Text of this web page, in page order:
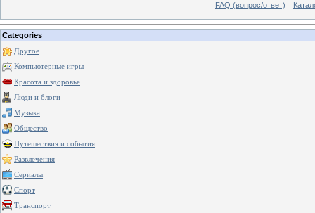
FAQ (вопрос/ответ)
Categories
Другое
Компьютерные игры
Красота и здоровье
Люди и блоги
Музыка
Общество
Путешествия и события
Развлечения
Сериалы
Спорт
Транспорт